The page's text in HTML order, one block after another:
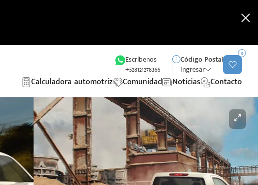
Escríbenos
+528121278366
Código Postal
Ingresar
0
Calculadora automotriz Comunidad Noticias Contacto